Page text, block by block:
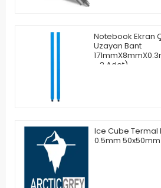
Notebook Ekran
Uzayan Bant
- 2 Adet)
Ice Cube Termal
0.5mm 50x50mm